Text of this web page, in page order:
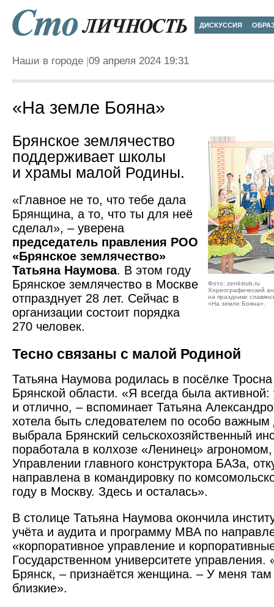
ДИСКУССИЯ
Наши в городе 09 апреля 2024 19:31
«На земле Бояна»
Фото: zeml-trub.ru
Хореографический
на празднике
«На земле Бояна».
Брянское землячество
поддерживает школы
и храмы малой Родины.
«Главное не то, что тебе дала
Брянщина, а то, что ты для неё
сделал», – уверена
председатель правления РОО
«Брянское землячество»
Татьяна Наумова. В этом году
Брянское землячество в Москве
отпразднует 28 лет. Сейчас в
организации состоит порядка
270 человек.
Тесно связаны с малой Родиной
Татьяна Наумова родилась в посёлке
Брянской области. «Я всегда была
и отлично, – вспоминает Татьяна
хотела быть следователем по особо
выбрала Брянский сельскохозяйственный
поработала в колхозе «Ленинец»
Управлении главного конструктора БАЗа,
направлена в командировку по
году в Москву. Здесь и осталась».
В столице Татьяна Наумова окончила
учёта и аудита и программу MBA по
«корпоративное управление и
Государственном университете управления.
Брянск, – признаётся женщина. – У меня там
близкие».